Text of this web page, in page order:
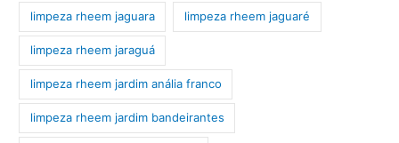
limpeza rheem jaguara limpeza rheem jaguaré
limpeza rheem jaraguá
limpeza rheem jardim anália franco
limpeza rheem jardim bandeirantes